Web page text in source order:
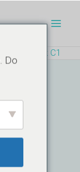
11040-4 Ek C1
Do